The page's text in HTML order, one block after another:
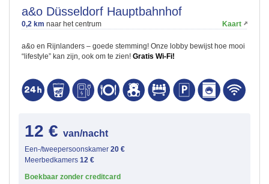
a&o Düsseldorf Hauptbahnhof
0,2 km naar het centrum Kaart
a&o en Rijnlanders – goede stemming! Onze lobby bewijst hoe mooi
“lifestyle” kan zijn, ook om te zien! Gratis Wi-Fi!
12 € van/nacht
Een-/tweepersoonskamer 20 €
Meerbedkamers 12 €
Boekbaar zonder creditcard